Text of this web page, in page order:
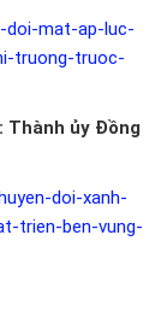
doi-mat-ap-luc-
truong-truoc-
Thành ủy Đồng
doi-xanh-
trien-ben-vung-